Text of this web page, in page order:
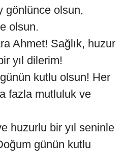
gönlünce olsun,
olsun.
Ahmet! Sağlık, huzur
yıl dilerim!
kutlu olsun! Her
fazla mutluluk ve
huzurlu bir yıl seninle
günün kutlu